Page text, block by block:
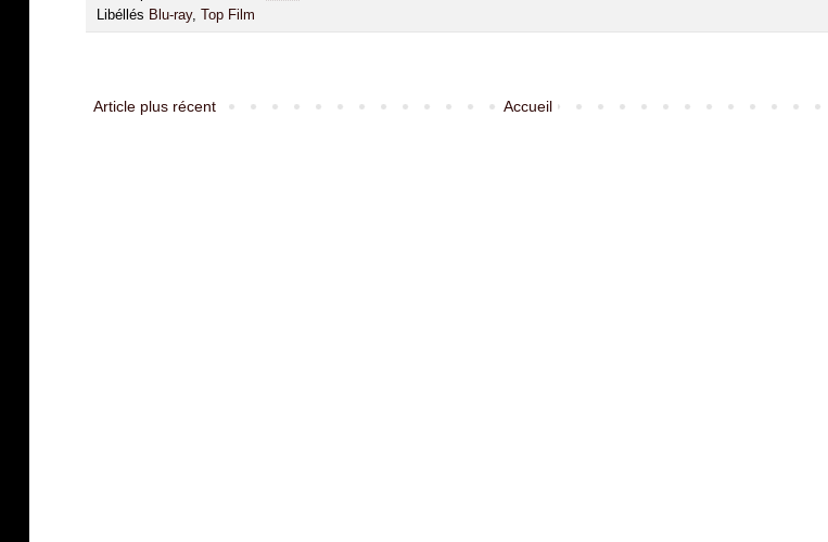
Libéllés Blu-ray, Top Film
Article plus récent Accueil